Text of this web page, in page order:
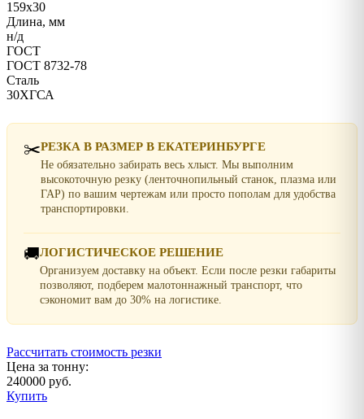
159х30
Длина, мм
н/д
ГОСТ
ГОСТ 8732-78
Сталь
30ХГСА
✂️РЕЗКА В РАЗМЕР В ЕКАТЕРИНБУРГЕ
Не обязательно забирать весь хлыст. Мы выполним
высокоточную резку (ленточнопильный станок, плазма или
ГАР) по вашим чертежам или просто пополам для удобства
транспортировки.
🚚ЛОГИСТИЧЕСКОЕ РЕШЕНИЕ
Организуем доставку на объект. Если после резки габариты
позволяют, подберем малотоннажный транспорт, что
сэкономит вам до 30% на логистике.
Рассчитать стоимость резки
Цена за тонну:
240000 руб.
Купить